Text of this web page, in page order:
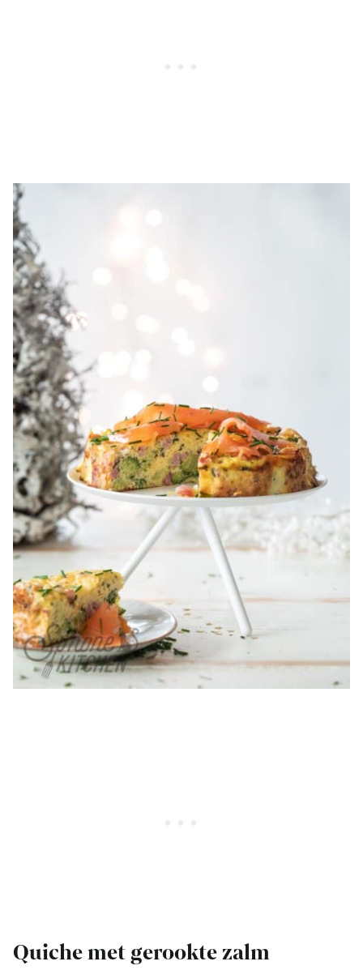
Quiche met gerookte zalm